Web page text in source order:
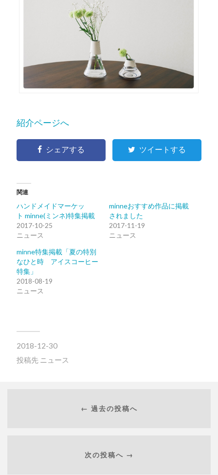
紹介ページへ
シェアする ツイートする
関連
ハンドメイドマーケッ
ト minne(ミンネ)特集掲載
2017-10-25
ニュース
minneおすすめ作品に掲載
されました
2017-11-19
ニュース
minne特集掲載「夏の特別
なひと時 アイスコーヒー
特集」
2018-08-19
ニュース
2018-12-30
投稿先 ニュース
← 過去の投稿へ
次の投稿へ →